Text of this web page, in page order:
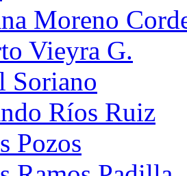
Moreno
Vieyra G.
Soriano
Ríos Ruiz
Pozos